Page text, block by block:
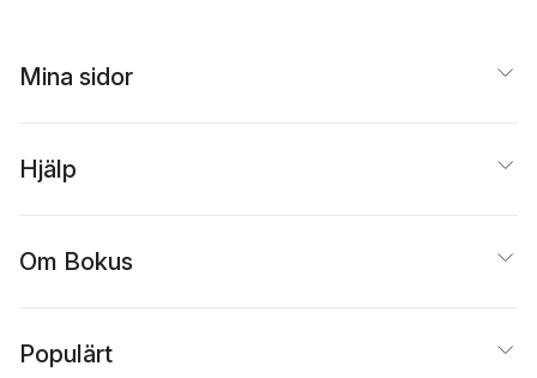
Mina sidor
Hjälp
Om Bokus
Populärt